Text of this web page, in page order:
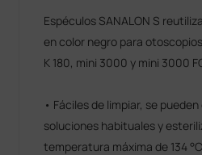
Espéculos SANALON S
en color negro para
K 180, mini 3000 y mini 3000
• Fáciles de limpiar, se
soluciones habituales y
temperatura máxima de 134 °C